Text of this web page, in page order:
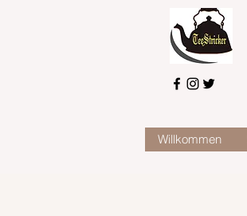
Willkommen